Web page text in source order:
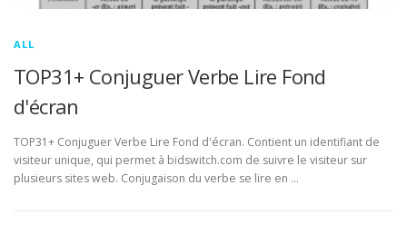
ALL
TOP31+ Conjuguer Verbe Lire Fond
d'écran
TOP31+ Conjuguer Verbe Lire Fond d'écran. Contient un identifiant de
visiteur unique, qui permet à bidswitch.com de suivre le visiteur sur
plusieurs sites web. Conjugaison du verbe se lire en …